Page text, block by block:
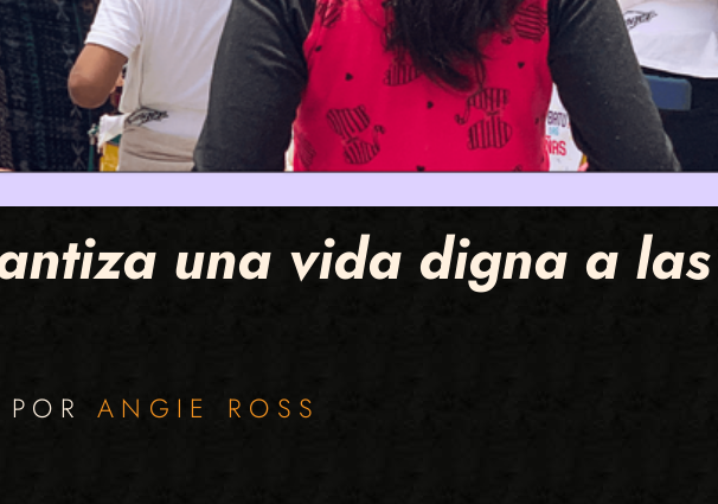
una vida digna a
PORANGIE ROSS